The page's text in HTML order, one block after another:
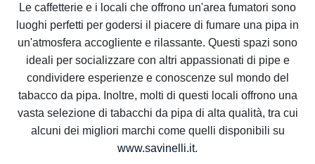
Le caffetterie e i locali che offrono un'area fumatori sono
luoghi perfetti per godersi il piacere di fumare una pipa in
un'atmosfera accogliente e rilassante. Questi spazi sono
ideali per socializzare con altri appassionati di pipe e
condividere esperienze e conoscenze sul mondo del
tabacco da pipa. Inoltre, molti di questi locali offrono una
vasta selezione di tabacchi da pipa di alta qualità, tra cui
alcuni dei migliori marchi come quelli disponibili su
www.savinelli.it.